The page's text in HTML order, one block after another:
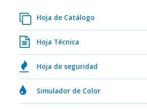
Hoja de Catálogo
Hoja Técnica
Hoja de seguridad
Simulador de Color